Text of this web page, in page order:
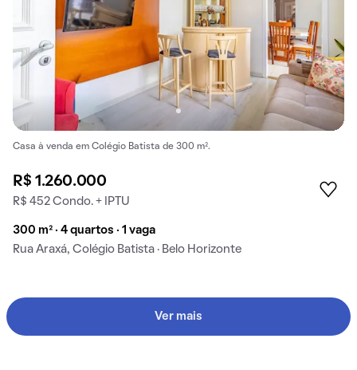
Casa à venda em Colégio Batista de 300 m².
R$ 1.260.000
R$ 452 Condo. + IPTU
300 m² · 4 quartos · 1 vaga
Rua Araxá, Colégio Batista · Belo Horizonte
Ver mais